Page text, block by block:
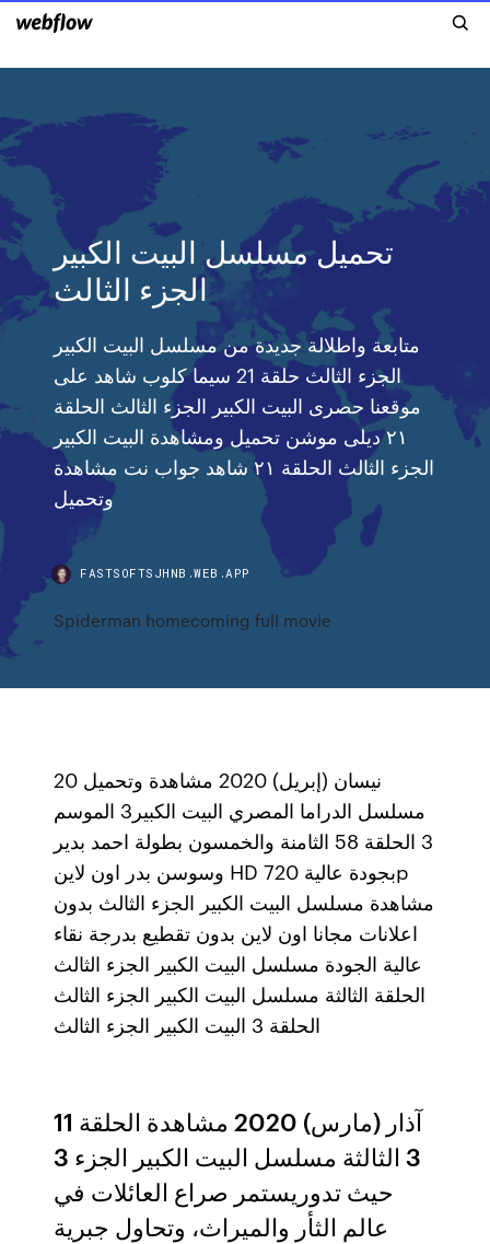
تحميل مسلسل البيت الكبير
الجزء الثالث
متابعة واطلالة جديدة من مسلسل البيت الكبير
الجزء الثالث حلقة 21 سيما كلوب شاهد على
موقعنا حصرى البيت الكبير الجزء الثالث الحلقة
٢١ ديلى موشن تحميل ومشاهدة البيت الكبير
الجزء الثالث الحلقة ٢١ شاهد جواب نت مشاهدة
وتحميل
FASTSOFTSJHNB.WEB.APP
Spiderman homecoming full movie
20 نيسان (إبريل) 2020 مشاهدة وتحميل
مسلسل الدراما المصري البيت الكبير3 الموسم
3 الحلقة 58 الثامنة والخمسون بطولة احمد بدير
وسوسن بدر اون لاين HD بجودة عالية 720p
مشاهدة مسلسل البيت الكبير الجزء الثالث بدون
اعلانات مجانا اون لاين بدون تقطيع بدرجة نقاء
عالية الجودة مسلسل البيت الكبير الجزء الثالث
الحلقة الثالثة مسلسل البيت الكبير الجزء الثالث
الحلقة 3 البيت الكبير الجزء الثالث
11 آذار (مارس) 2020 مشاهدة الحلقة
3 الثالثة مسلسل البيت الكبير الجزء 3
حيث تدوريستمر صراع العائلات في
عالم الثأر والميراث، وتحاول جبرية